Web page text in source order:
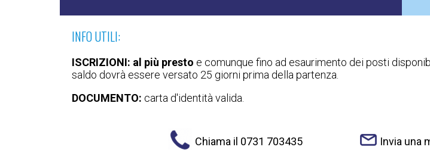
INFO UTILI:
ISCRIZIONI: al più presto e comunque fino ad esaurimento dei posti
saldo dovrà essere versato 25 giorni prima della partenza.
DOCUMENTO: carta d'identità valida.
Chiama il 0731 703435 Invia una